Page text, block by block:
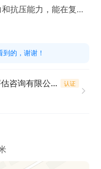
抗压能力，能在复杂
考虑，要求性格沉
社会资源。
到的，谢谢！
安徽天元行房地产评估咨询有限公司 认证